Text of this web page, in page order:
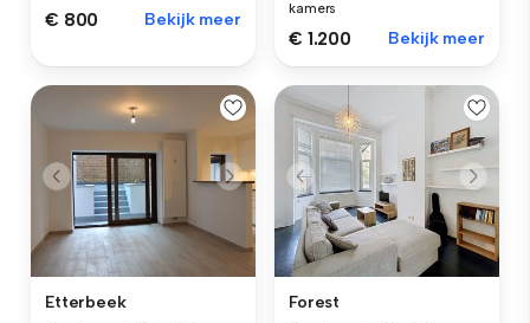
€ 800 Bekijk meer
kamers
€ 1.200 Bekijk meer
Etterbeek Forest